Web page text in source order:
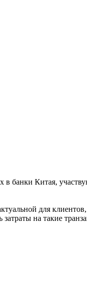
в банки Китая,
для
на такие